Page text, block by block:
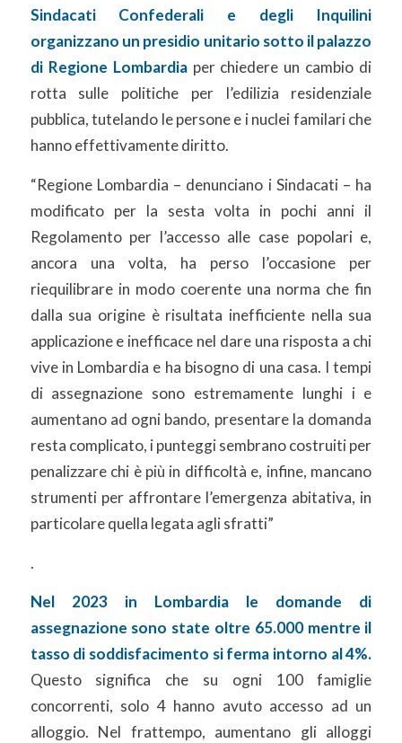
Sindacati Confederali e degli Inquilini
organizzano un presidio unitario sotto il palazzo
di Regione Lombardiaper chiedere un cambio di
rotta sulle politiche per l’edilizia residenziale
pubblica, tutelando le persone e i nuclei familari che
hanno effettivamente diritto.
“Regione Lombardia – denunciano i Sindacati – ha
modificato per la sesta volta in pochi anni il
Regolamento per l’accesso alle case popolari e,
ancora una volta, ha perso l’occasione per
riequilibrare in modo coerente una norma che fin
dalla sua origine è risultata inefficiente nella sua
applicazione e inefficace nel dare una risposta a chi
vive in Lombardia e ha bisogno di una casa. I tempi
di assegnazione sono estremamente lunghi i e
aumentano ad ogni bando, presentare la domanda
resta complicato, i punteggi sembrano costruiti per
penalizzare chi è più in difficoltà e, infine, mancano
strumenti per affrontare l’emergenza abitativa, in
particolare quella legata agli sfratti”
.
Nel 2023 in Lombardia le domande di
assegnazione sono state oltre 65.000 mentre il
tasso di soddisfacimento si ferma intorno al 4%.
Questo significa che su ogni 100 famiglie
concorrenti, solo 4 hanno avuto accesso ad un
alloggio. Nel frattempo, aumentano gli alloggi